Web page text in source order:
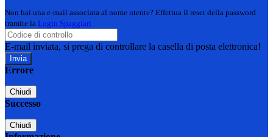
Non hai una e-mail associata al nome utente? Effettua il reset della password
tramite la Login Spaggiari
E-mail inviata, si prega di controllare la casella di posta elettronica!
Errore
Chiudi
Successo
Chiudi